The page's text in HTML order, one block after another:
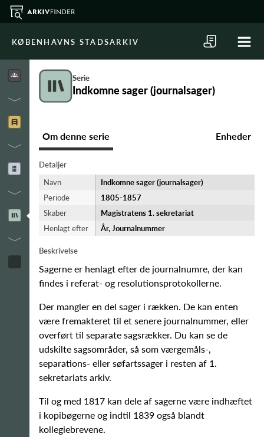
KØBENHAVNS STADSARKIV
Serie
Indkomne sager (journalsager)
Om denne serie Enheder
Detaljer
Navn
Indkomne sager (journalsager)
Periode
1805-​1857
Skaber
Magistratens 1. sekretariat
Henlagt efter
År, Journalnummer
Beskrivelse
Sagerne er henlagt efter de journalnumre, der kan
findes i referat- og resolutionsprotokollerne.
Der mangler en del sager i rækken. De kan enten
være fremakteret til et senere journalnummer, eller
overført til separate sagsrækker. Du kan se de
udskilte sagsområder, så som værgemåls-,
separations- eller søfartssager i resten af 1.
sekretariats arkiv.
Til og med 1817 kan dele af sagerne være indhæftet
i kopibøgerne og indtil 1839 også blandt
kollegiebrevene.